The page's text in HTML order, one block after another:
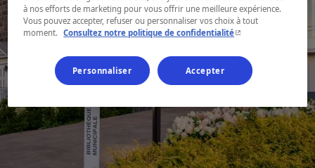
à nos efforts de marketing pour vous offrir une meilleure expérience.
Vous pouvez accepter, refuser ou personnaliser vos choix à tout
moment.
Consultez notre politique de confidentialité- Cet hyperlien
Personnaliser Accepter